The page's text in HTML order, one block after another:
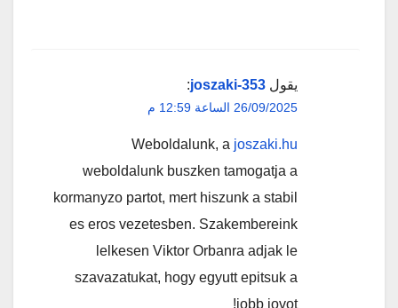
يقول joszaki-353
:
26/09/2025 الساعة 12:59 م
Weboldalunk, a joszaki.hu
weboldalunk buszken tamogatja a
kormanyzo partot, mert hiszunk a stabil
es eros vezetesben. Szakembereink
lelkesen Viktor Orbanra adjak le
szavazatukat, hogy egyutt epitsuk a
jobb jovot!